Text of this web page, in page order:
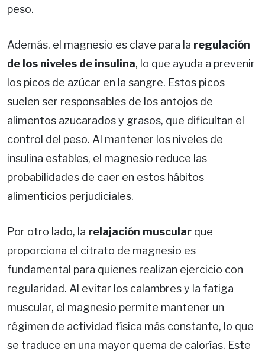
peso.
Además, el magnesio es clave para la regulación
de los niveles de insulina, lo que ayuda a prevenir
los picos de azúcar en la sangre. Estos picos
suelen ser responsables de los antojos de
alimentos azucarados y grasos, que dificultan el
control del peso. Al mantener los niveles de
insulina estables, el magnesio reduce las
probabilidades de caer en estos hábitos
alimenticios perjudiciales.
Por otro lado, la relajación muscular que
proporciona el citrato de magnesio es
fundamental para quienes realizan ejercicio con
regularidad. Al evitar los calambres y la fatiga
muscular, el magnesio permite mantener un
régimen de actividad física más constante, lo que
se traduce en una mayor quema de calorías. Este